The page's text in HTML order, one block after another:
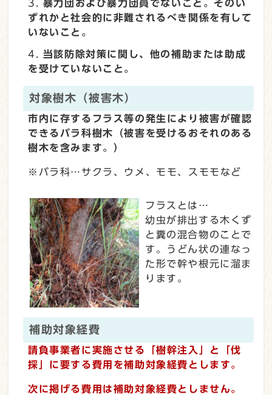
暴力団および暴力団員でないこと。そのい
ずれかと社会的に非難されるべき関係を有して
いないこと。
当該防除対策に関し、他の補助または助成
を受けていないこと。
対象樹木（被害木）
市内に存するフラス等の発生により被害が確認
できるバラ科樹木（被害を受けるおそれのある
樹木を含みます。）
※バラ科…サクラ、ウメ、モモ、スモモなど
フラスとは…
幼虫が排出する木くず
と糞の混合物のことで
す。うどん状の連なっ
た形で幹や根元に溜ま
ります。
補助対象経費
請負事業者に実施させる「樹幹注入」と「伐
採」に要する費用を補助対象経費とします。
次に掲げる費用は補助対象経費としません。